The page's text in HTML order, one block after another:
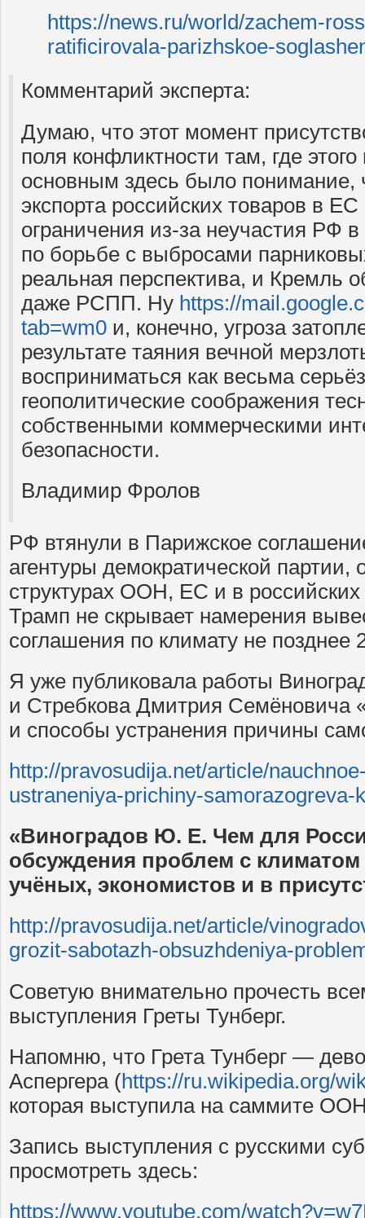
https://news.ru/world/zachem-
ratificirovala-parizhskoe-
Комментарий эксперта:
Думаю, что этот момент
поля конфликтности там, где
основным здесь было понимание,
экспорта российских товаров в
ограничения из-за неучастия РФ
по борьбе с выбросами
реальная перспектива, и Кремль
даже РСПП. Ну https://
tab=wm0 и, конечно, угроза
результате таяния вечной
восприниматься как весьма
геополитические соображения
собственными коммерческими
безопасности.
Владимир Фролов
РФ втянули в Парижское
агентуры демократической партии,
структурах ООН, ЕС и в российских
Трамп не скрывает намерения
соглашения по климату не позднее
Я уже публиковала работы
и Стребкова Дмитрия Семёновича
и способы устранения причины
http://pravosudija.net/article/
ustraneniya-prichiny-samorazogreva-
«Виноградов Ю. Е. Чем для
обсуждения проблем с
учёных, экономистов и в
http://pravosudija.net/article/
grozit-sabotazh-obsuzhdeniya-
Советую внимательно прочесть
выступления Греты Тунберг.
Напомню, что Грета Тунберг —
Аспергера (https://ru.wikipedia.org/
которая выступила на саммите
Запись выступления с русскими
просмотреть здесь:
https://www.youtube.com/